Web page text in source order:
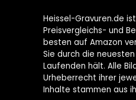
Heissel-Gravuren.de
Preisvergleichs- und
besten auf Amazon
Sie durch die
Laufenden hält. Alle
Urheberrecht ihrer
Inhalte stammen aus